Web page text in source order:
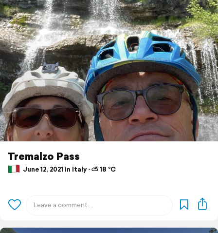
Tremalzo Pass
June 12, 2021 in Italy ⋅ ⛅ 18 °C